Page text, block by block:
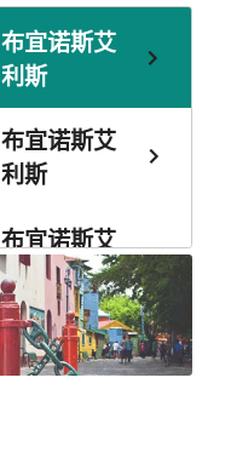
布宜诺斯艾
利斯
布宜诺斯艾
利斯
布宜诺斯艾
利斯
海上巡航
海上巡航